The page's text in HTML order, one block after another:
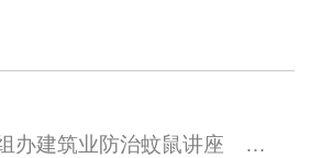
办建筑业防治蚊鼠讲座 提